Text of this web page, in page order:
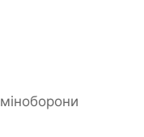
міноборони